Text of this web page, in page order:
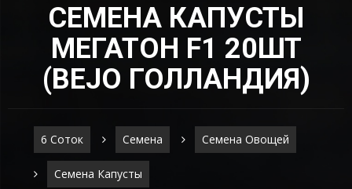
СЕМЕНА КАПУСТЫ
МЕГАТОН F1 20ШТ
(ВЕJО ГОЛЛАНДИЯ)
6 Соток Семена Семена Овощей
Семена Капусты